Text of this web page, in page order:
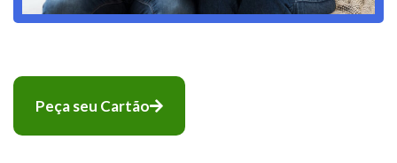
Peça seu Cartão